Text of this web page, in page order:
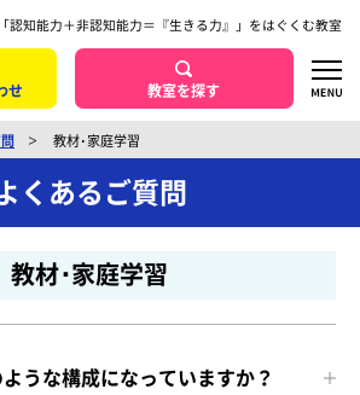
「認知能力＋非認知能力＝『生きる力』」をはぐくむ教室
せ 教室を探す
教材･家庭学習
くあるご質問
教材･家庭学習
うな構成になっていますか？